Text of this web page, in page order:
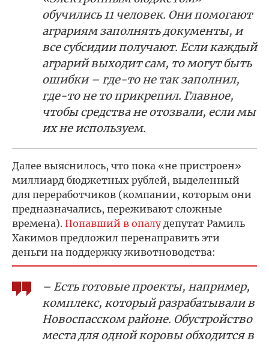
обучились 11 человек. Они помогают
аграриям заполнять документы, и
все субсидии получают. Если каждый
аграрий выходит сам, то могут быть
ошибки – где-то не так заполнил,
где-то не то прикрепил. Главное,
чтобы средства не отозвали, если мы
их не используем.
Далее выяснилось, что пока «не пристроен»
миллиард бюджетных рублей, выделенный
для переработчиков (компании, которым они
предназначались, переживают сложные
времена). Попавший в опалудепутат Рамиль
Хакимов предложил перенаправить эти
деньги на поддержку животноводства:
– Есть готовые проекты, например,
комплекс, который разрабатывали в
Новоспасском районе. Обустройство
места для одной коровы обходится в